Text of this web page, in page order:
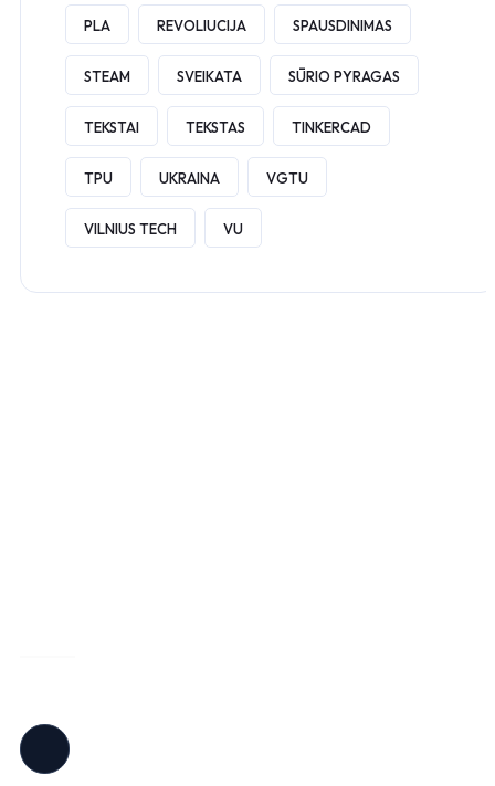
PLA REVOLIUCIJA SPAUSDINIMAS
STEAM SVEIKATA SŪRIO PYRAGAS
TEKSTAI TEKSTAS TINKERCAD
TPU UKRAINA VGTU
VILNIUS TECH VU